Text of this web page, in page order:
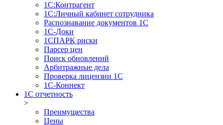
1C:Контрагент
1С:Личный кабинет сотрудника
Распознавание документов 1С
1С-Доки
1CПАРК риски
Парсер цен
Поиск обновлений
Арбитражные дела
Проверка лицензии 1С
1С-Коннект
1C отчетность
>
Преимущества
Цены